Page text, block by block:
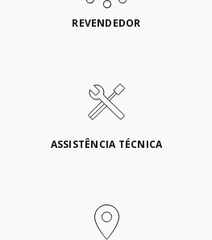
REVENDEDOR
ASSISTÊNCIA TÉCNICA